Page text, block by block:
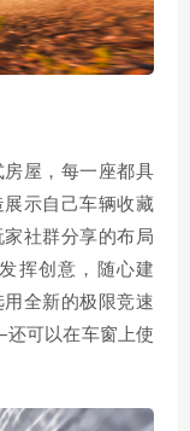
屋，每一座都具
示自己车辆收藏
社群分享的布局
挥创意，随心建
全新的极限竞速
可以在车窗上使